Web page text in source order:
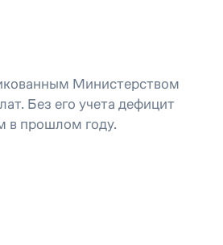
Министерством
Без его учета дефицит
в прошлом году.